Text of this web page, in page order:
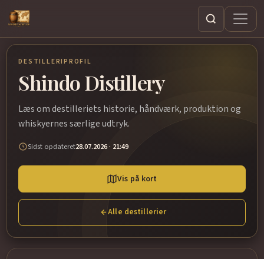
Søg
DESTILLERIPROFIL
Shindo Distillery
Læs om destilleriets historie, håndværk, produktion og
whiskyernes særlige udtryk.
Sidst opdateret28.07.2026 · 21:49
Vis på kort
Alle destillerier